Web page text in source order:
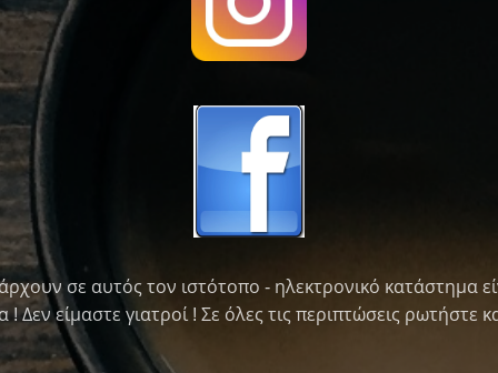
σε αυτός τον ιστότοπο - ηλεκτρονικό κατάστημα
Δεν είμαστε γιατροί ! Σε όλες τις περιπτώσεις ρωτήστε